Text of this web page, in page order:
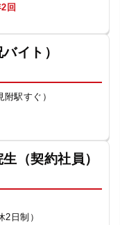
回
イト）
駅すぐ）
（契約社員）
日制）